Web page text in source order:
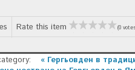
Rate this item (0
« Гергьовден в